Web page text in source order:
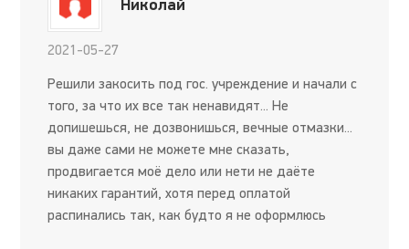
Николай
2021-05-27
Решили закосить под гос. учреждение и начали с
того, за что их все так ненавидят... Не
допишешься, не дозвонишься, вечные отмазки...
вы даже сами не можете мне сказать,
продвигается моё дело или нети не даёте
никаких гарантий, хотя перед оплатой
распинались так, как будто я не оформлюсь